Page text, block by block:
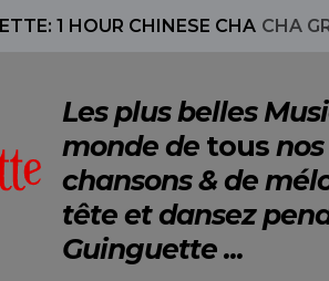
1 HOUR CHINESE CHA CHA
Les plus belles
monde de tous
chansons & de
tête et dansez
Guinguette ...